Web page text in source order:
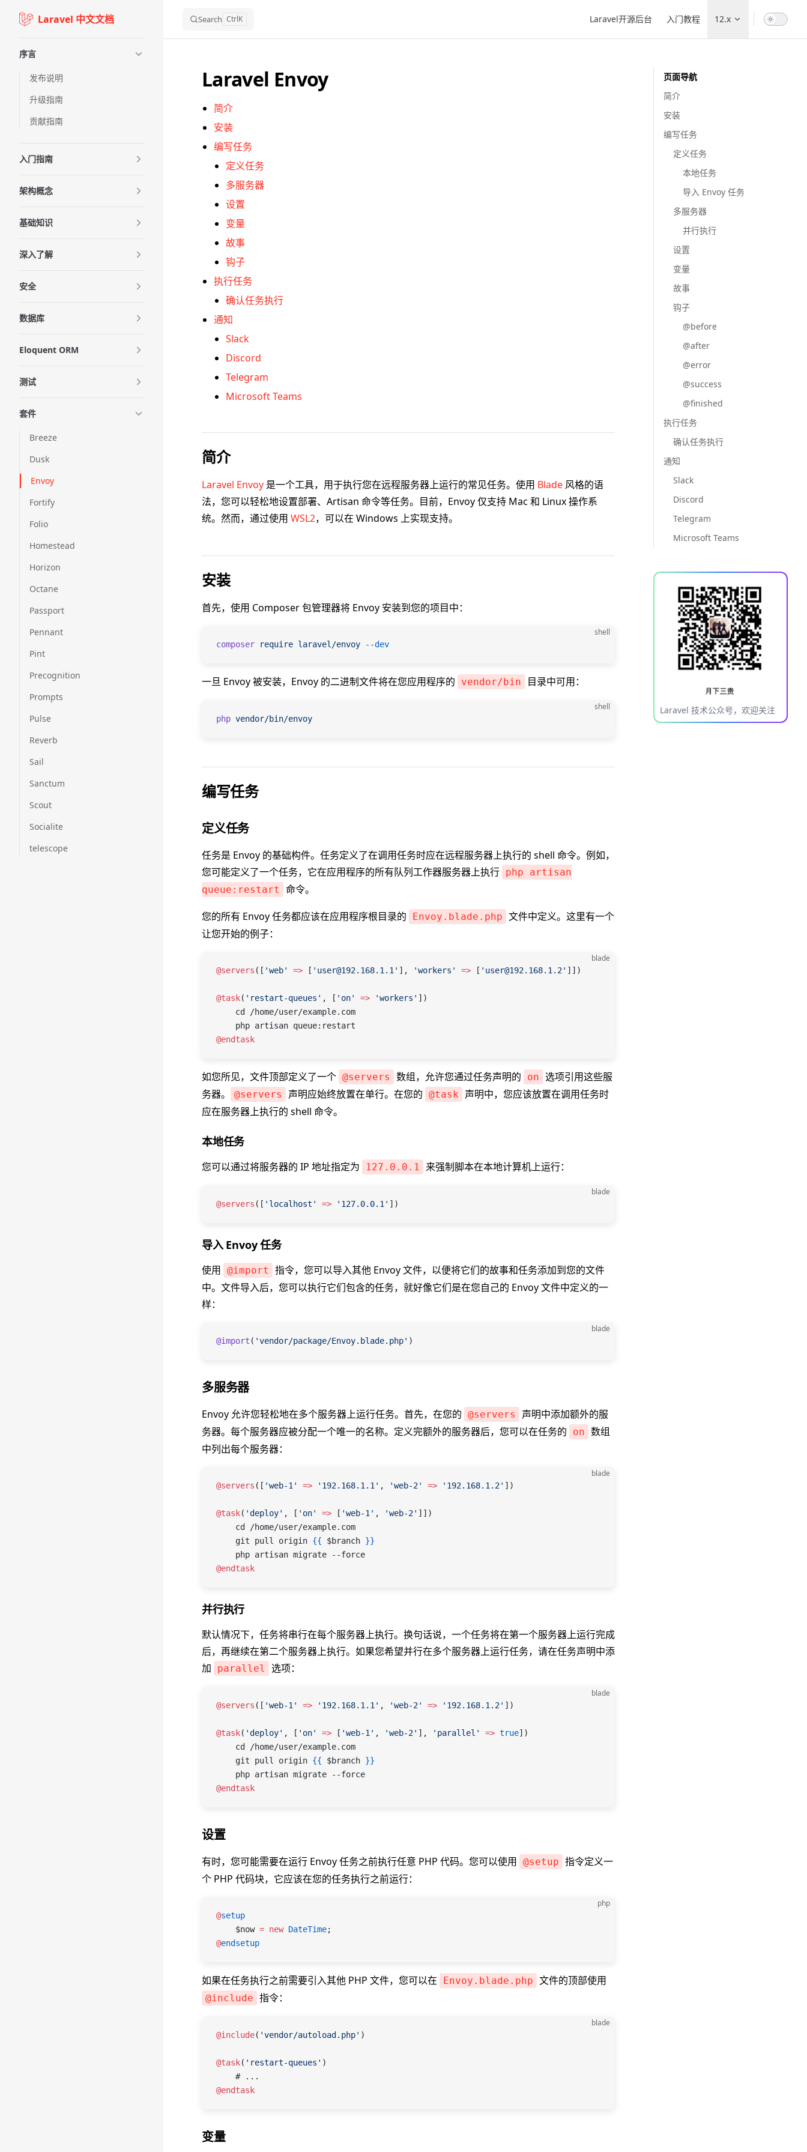
Skip to content
Laravel 中文文档 Search CtrlK Laravel开源后台 入门教程 12.x
序言
发布说明
升级指南
贡献指南
入门指南
架构概念
基础知识
深入了解
安全
数据库
Eloquent ORM
测试
套件
Breeze
Dusk
Envoy
Fortify
Folio
Homestead
Horizon
Octane
Passport
Pennant
Pint
Precognition
Prompts
Pulse
Reverb
Sail
Sanctum
Scout
Socialite
telescope
页面导航
简介
安装
编写任务
定义任务
本地任务
导入 Envoy 任务
多服务器
并行执行
设置
变量
故事
钩子
@before
@after
@error
@success
@finished
执行任务
确认任务执行
通知
Slack
Discord
Telegram
Microsoft Teams
Laravel 技术公众号，欢迎关注
Laravel Envoy
简介
安装
编写任务
定义任务
多服务器
设置
变量
故事
钩子
执行任务
确认任务执行
通知
Slack
Discord
Telegram
Microsoft Teams
简介
Laravel Envoy 是一个工具，用于执行您在远程服务器上运行的常见任务。使用 Blade 风格的语
法，您可以轻松地设置部署、Artisan 命令等任务。目前，Envoy 仅支持 Mac 和 Linux 操作系
统。然而，通过使用 WSL2，可以在 Windows 上实现支持。
安装
首先，使用 Composer 包管理器将 Envoy 安装到您的项目中：
shell
composer require laravel/envoy --dev
一旦 Envoy 被安装，Envoy 的二进制文件将在您应用程序的 vendor/bin 目录中可用：
shell
php vendor/bin/envoy
编写任务
定义任务
任务是 Envoy 的基础构件。任务定义了在调用任务时应在远程服务器上执行的 shell 命令。例如，
您可能定义了一个任务，它在应用程序的所有队列工作器服务器上执行 php artisan
queue:restart
命令。
您的所有 Envoy 任务都应该在应用程序根目录的 Envoy.blade.php 文件中定义。这里有一个
让您开始的例子：
blade
@servers ([ 'web' => [ 'user@192.168.1.1' ], 'workers' => [ 'user@192.168.1.2' ]])
@task( 'restart-queues' , [ 'on' => 'workers' ])
    cd /home/user/example.com
    php artisan queue:restart
@endtask
如您所见，文件顶部定义了一个 @servers 数组，允许您通过任务声明的 on 选项引用这些服
务器。
@servers 声明应始终放置在单行。在您的 @task
声明中，您应该放置在调用任务时
应在服务器上执行的 shell 命令。
本地任务
您可以通过将服务器的 IP 地址指定为 127.0.0.1 来强制脚本在本地计算机上运行：
blade
@servers ([ 'localhost' => '127.0.0.1' ])
导入 Envoy 任务
使用 @import
指令，您可以导入其他 Envoy 文件，以便将它们的故事和任务添加到您的文件
中。文件导入后，您可以执行它们包含的任务，就好像它们是在您自己的 Envoy 文件中定义的一
样：
blade
@import ( 'vendor/package/Envoy.blade.php' )
多服务器
Envoy 允许您轻松地在多个服务器上运行任务。首先，在您的 @servers
声明中添加额外的服
务器。每个服务器应被分配一个唯一的名称。定义完额外的服务器后，您可以在任务的
on 数组
中列出每个服务器：
blade
@servers ([ 'web-1' => '192.168.1.1' , 'web-2' => '192.168.1.2' ])
@task( 'deploy' , [ 'on' => [ 'web-1' , 'web-2' ]])
    cd /home/user/example.com
    git pull origin
{{ $branch }}
    php artisan migrate --force
@endtask
并行执行
默认情况下，任务将串行在每个服务器上执行。换句话说，一个任务将在第一个服务器上运行完成
后，再继续在第二个服务器上执行。如果您希望并行在多个服务器上运行任务，请在任务声明中添
加
parallel 选项：
blade
@servers ([ 'web-1' => '192.168.1.1' , 'web-2' => '192.168.1.2' ])
@task( 'deploy' , [ 'on' => [ 'web-1' , 'web-2' ], 'parallel' => true])
    cd /home/user/example.com
    git pull origin
{{ $branch }}
    php artisan migrate --force
@endtask
设置
有时，您可能需要在运行 Envoy 任务之前执行任意 PHP 代码。您可以使用 @setup 指令定义一
个 PHP 代码块，它应该在您的任务执行之前运行：
php
@setup
    $now
= new DateTime;
@endsetup
如果在任务执行之前需要引入其他 PHP 文件，您可以在 Envoy.blade.php 文件的顶部使用
@include 指令：
blade
@include( 'vendor/autoload.php' )
@task( 'restart-queues' )
    # ...
@endtask
变量